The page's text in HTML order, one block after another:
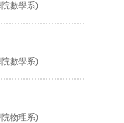
數學系)
數學系)
物理系)